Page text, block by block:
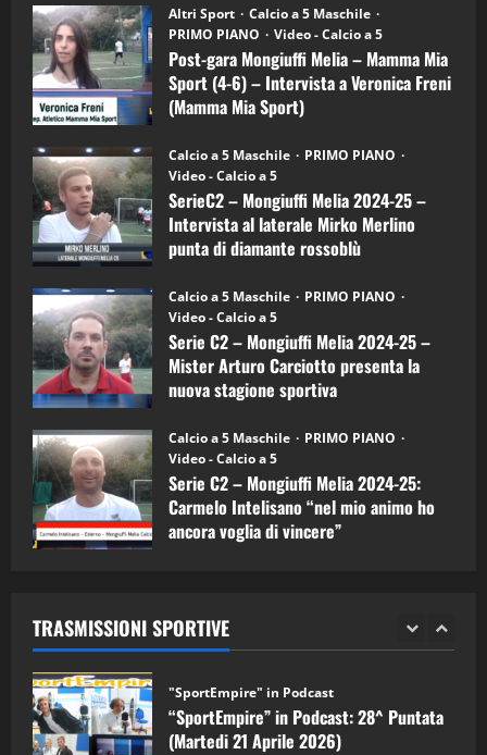
Post-
gara
Mongiuffi
Melia
–
Mamma
Mia
Sport
6)
–
Intervista
a
mister
Arturo
Carciotto
(Mongiuffi
Altri Sport
Calcio a 5 Maschile
PRIMO PIANO
Video - Calcio a 5
Post-gara Mongiuffi Melia – Mamma Mia
Sport (4-6) – Intervista a Veronica Freni
(Mamma Mia Sport)
Calcio a 5 Maschile
PRIMO PIANO
Video - Calcio a 5
SerieC2 – Mongiuffi Melia 2024-25 –
Intervista al laterale Mirko Merlino
punta di diamante rossoblù
Calcio a 5 Maschile
PRIMO PIANO
Video - Calcio a 5
Serie C2 – Mongiuffi Melia 2024-25 –
Mister Arturo Carciotto presenta la
nuova stagione sportiva
Calcio a 5 Maschile
PRIMO PIANO
Video - Calcio a 5
Serie C2 – Mongiuffi Melia 2024-25:
Carmelo Intelisano “nel mio animo ho
ancora voglia di vincere”
TRASMISSIONI SPORTIVE
3
“SportEmpire” in Podcast: 28^ Puntata
(Martedi 21 Aprile 2026)
21/04/2026
4
“SportEmpire” in Podcast: 27^ Puntata
(Martedi 14 Aprile 2026)
15/04/2026
5
“SportEmpire” in Podcast: 26^ Puntata
(Martedi 07 Aprile 2026)
08/04/2026
1
“SportEmpire” in Podcast: 30^ Puntata
(Martedi 05 Maggio 2026)
08/05/2026
2 28/04/2026
"SportEmpire" in Podcast
“SportEmpire” in Podcast: 28^ Puntata
(Martedi 21 Aprile 2026)